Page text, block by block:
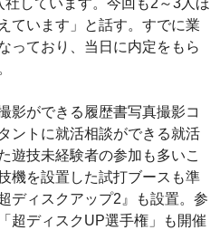
しています。今回も2～3人ほ
ています」と話す。すでに業
っており、当日に内定をもら
影ができる履歴書写真撮影コ
ントに就活相談ができる就活
遊技未経験者の参加も多いこ
機を設置した試打ブースも準
ディスクアップ2』も設置。参
超ディスクUP選手権」も開催